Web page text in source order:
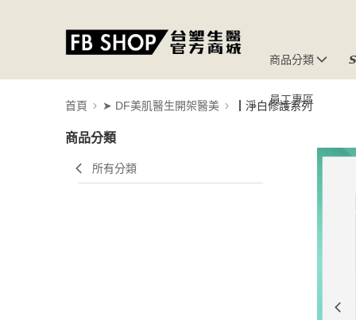
商品分類
員工專區
首頁 ➤ DF美肌醫生開架醫美 ┃淨白修護系列
商品分類
所有分類